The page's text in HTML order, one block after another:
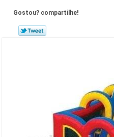
Gostou? compartilhe!